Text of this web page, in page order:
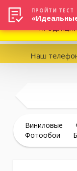
Наш
Виниловые
Фотообои
ВНИМАНИЕ! В СВЯЗИ
УТОЧНЯТЬ
ПРОЙТИ ТЕСТ